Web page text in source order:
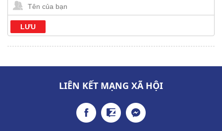
LIÊN KẾT MẠNG XÃ HỘI